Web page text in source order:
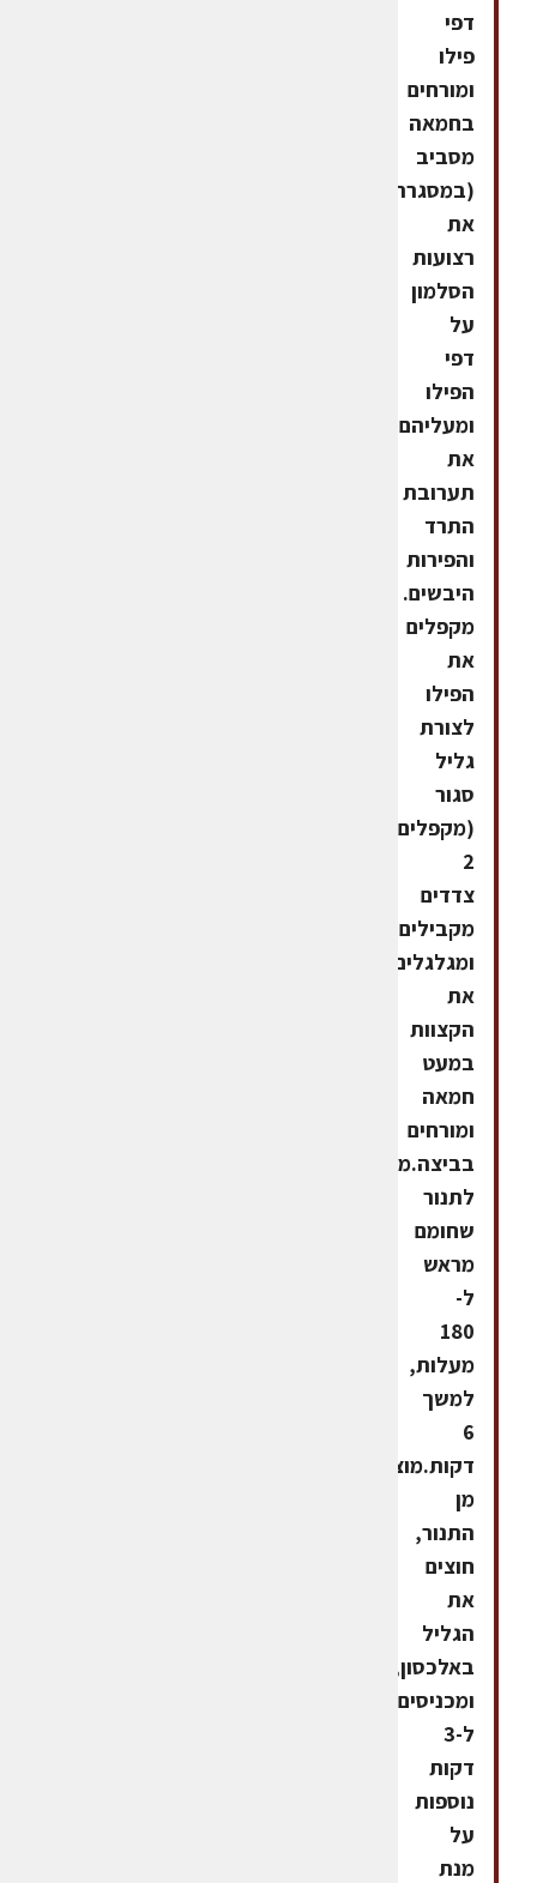
דפי
פילו
ומורחים
בחמאה
מסביב
(במסגרת).מניחים
את
רצועות
הסלמון
על
דפי
הפילו
ומעליהם
את
תערובת
התרד
והפירות
היבשים.
מקפלים
את
הפילו
לצורת
גליל
סגור
(מקפלים
2
צדדים
מקבילים
ומגלגלים).מהדקים
את
הקצוות
במעט
חמאה
ומורחים
בביצה.מכניסים
לתנור
שחומם
מראש
ל-
180
מעלות,
למשך
6
דקות.מוציאים
מן
התנור,
חוצים
את
הגליל
באלכסון,
ומכניסים
ל-3
דקות
נוספות
על
מנת